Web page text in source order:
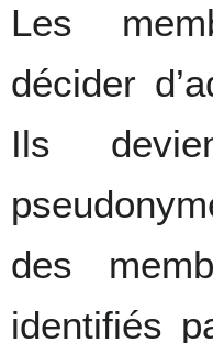
Les
décider
Ils
des
identifiés